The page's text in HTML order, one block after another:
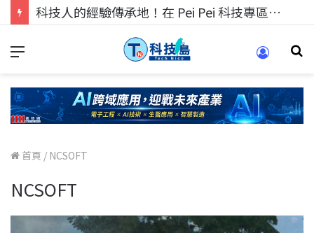
科技人的經驗傳承地！在 Pei Pei 科技專區，與學弟妹交流最硬核的技術
首頁 / NCSOFT
NCSOFT